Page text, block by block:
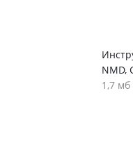
NMD,
1,7 мб